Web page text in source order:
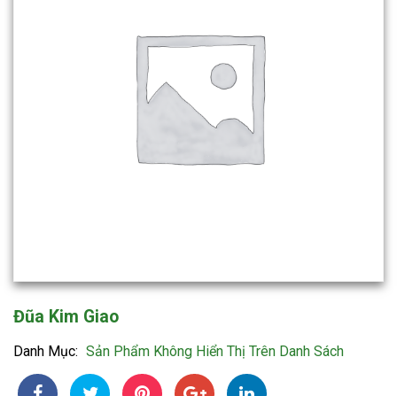
Đũa Kim Giao
Danh Mục: Sản Phẩm Không Hiển Thị Trên Danh Sách